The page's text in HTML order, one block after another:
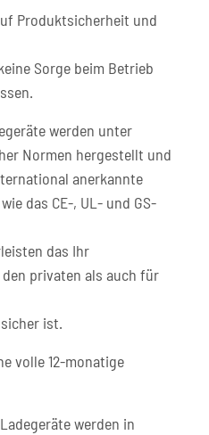
Produktsicherheit und
Sorge beim Betrieb
werden unter
Normen hergestellt und
anerkannte
das CE-, UL- und GS-
das Ihr
privaten als auch für
ist.
volle 12-monatige
werden in